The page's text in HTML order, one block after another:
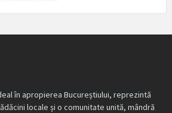
în apropierea Bucureștiului, reprezintă
locale și o comunitate unită, mândră